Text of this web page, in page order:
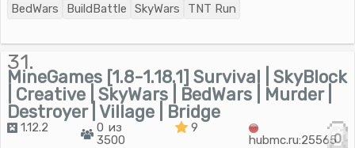
BedWars
BuildBattle SkyWars TNT Run
31.
MineGames [1.8-1.18.1] Survival | SkyBlock
| Creative | SkyWars | BedWars | Murder |
Destroyer | Village | Bridge
1.12.2
0 из
3500
9
hubmc.ru:255650